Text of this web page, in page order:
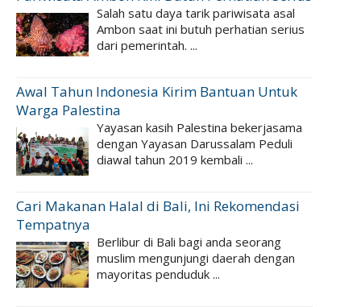
Salah satu daya tarik pariwisata asal
Ambon saat ini butuh perhatian serius
dari pemerintah. ...
Awal Tahun Indonesia Kirim Bantuan Untuk
Warga Palestina
Yayasan kasih Palestina bekerjasama
dengan Yayasan Darussalam Peduli
diawal tahun 2019 kembali ...
Cari Makanan Halal di Bali, Ini Rekomendasi
Tempatnya
Berlibur di Bali bagi anda seorang
muslim mengunjungi daerah dengan
mayoritas penduduk ...